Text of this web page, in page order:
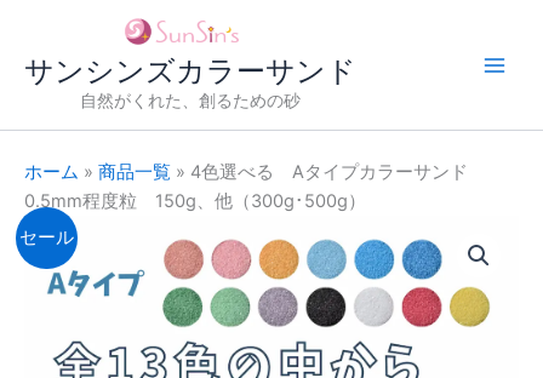
キ
サンシンズカラーサンド
自然がくれた、創るための砂
ホーム » 商品一覧 » 4色選べる Aタイプカラーサンド
0.5mm程度粒 150g、他（300g･500g）
セール